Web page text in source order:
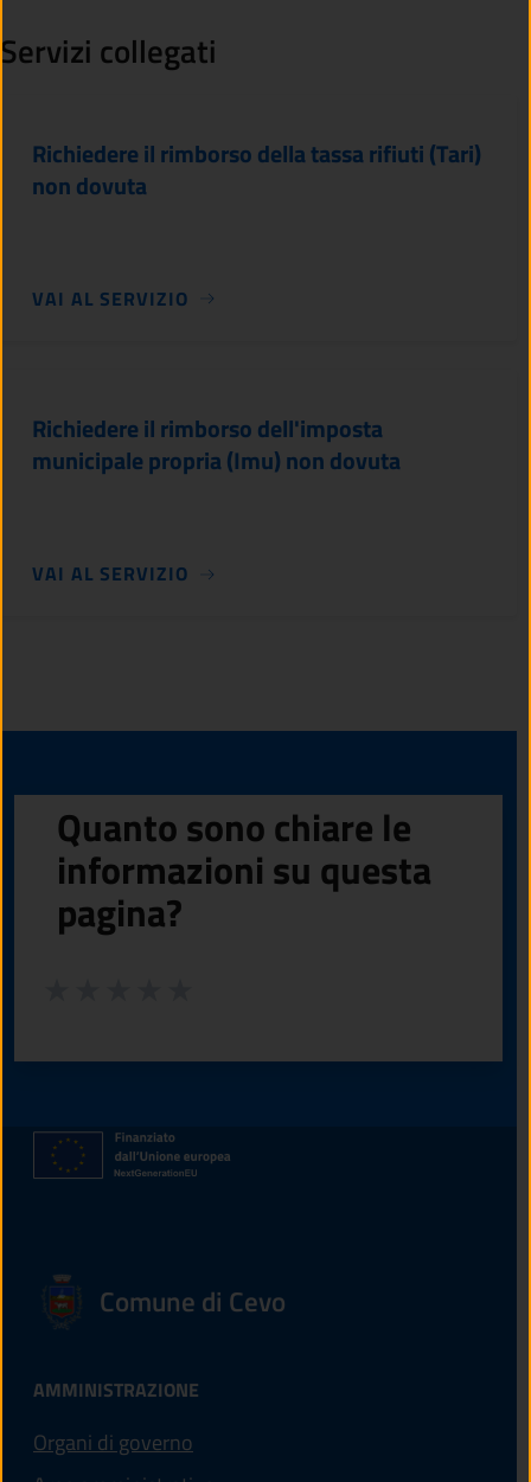
Servizi collegati
Richiedere il rimborso della tassa rifiuti (Tari)
non dovuta
VAI AL SERVIZIO
Richiedere il rimborso dell'imposta
municipale propria (Imu) non dovuta
VAI AL SERVIZIO
Quanto sono chiare le
informazioni su questa
pagina?
Comune di Cevo
AMMINISTRAZIONE
Organi di governo